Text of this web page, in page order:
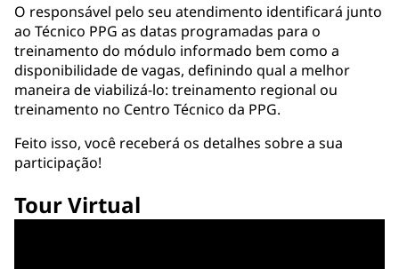
O responsável pelo seu atendimento identificará junto
ao Técnico PPG as datas programadas para o
treinamento do módulo informado bem como a
disponibilidade de vagas, definindo qual a melhor
maneira de viabilizá-lo: treinamento regional ou
treinamento no Centro Técnico da PPG.
Feito isso, você receberá os detalhes sobre a sua
participação!
Tour Virtual